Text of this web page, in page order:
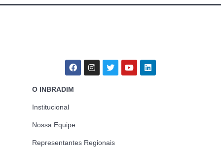
O INBRADIM
Institucional
Nossa Equipe
Representantes Regionais